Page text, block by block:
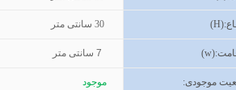
(H):
30 سانتی متر
(w):
موجودی: موجود